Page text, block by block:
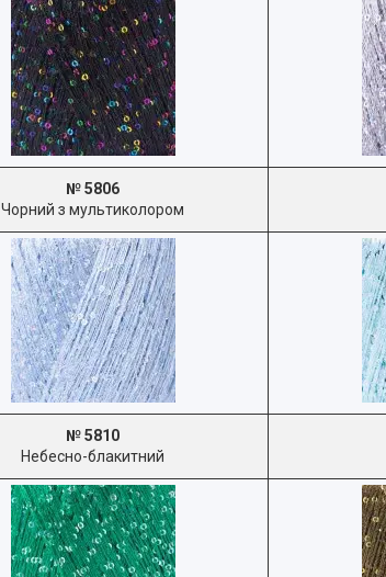
№ 5806
Чорний з мультиколором
№ 5810
Небесно-блакитний